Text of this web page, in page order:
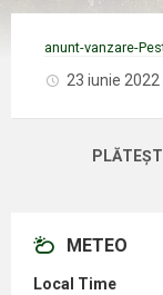
anunt-vanzare-
23 iunie 2022
METEO
Local Time